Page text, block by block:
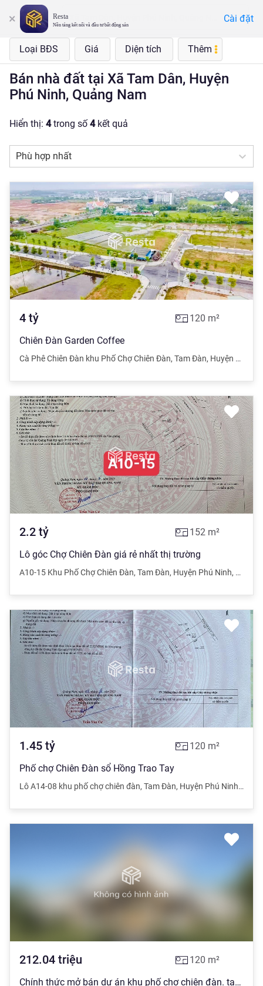
Resta
Nền tảng kết nối và đầu tư bất động sản
Cài đặt
Loại BĐS Giá Diện tích Thêm
Bán nhà đất tại Xã Tam Dân, Huyện
Phú Ninh, Quảng Nam
Hiển thị: 4trong số4 kết quả
Phù hợp nhất
4 tỷ 120 m²
Chiên Đàn Garden Coffee
Cà Phê Chiên Đàn khu Phố Chợ Chiên Đàn, Tam Đàn, Huyện Phú Ninh
2.2 tỷ 152 m²
Lô góc Chợ Chiên Đàn giá rẻ nhất thị trường
A10-15 Khu Phố Chợ Chiên Đàn, Tam Đàn, Huyện Phú Ninh, Quảng
1.45 tỷ 120 m²
Phố chợ Chiên Đàn sổ Hồng Trao Tay
Lô A14-08 khu phố chợ chiên đàn, Tam Đàn, Huyện Phú Ninh,
212.04 triệu 120 m²
Chính thức mở bán dự án khu phố chợ chiên đàn. tam kỳ. q.nam công chứng ngay tro